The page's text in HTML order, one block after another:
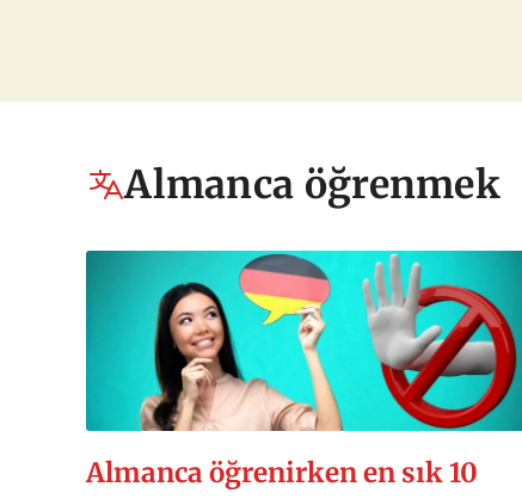
Almanca öğrenmek
Almanca öğrenirken en sık 10